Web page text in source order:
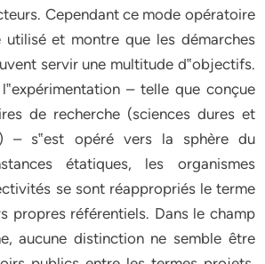
Cependant ce mode opératoire
et montre que les démarches
servir une multitude d‟objectifs.
– telle que conçue
de recherche (sciences dures et
– s‟est opéré vers la sphère du
étatiques, les organismes
se sont réappropriés le terme
propres référentiels. Dans le champ
aucune distinction ne semble être